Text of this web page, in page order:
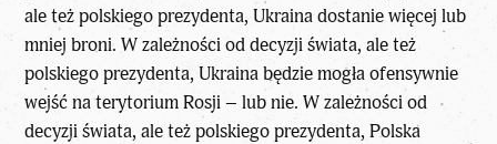
ale też polskiego prezydenta, Ukraina dostanie więcej lub
mniej broni. W zależności od decyzji świata, ale też
polskiego prezydenta, Ukraina będzie mogła ofensywnie
wejść na terytorium Rosji – lub nie. W zależności od
decyzji świata, ale też polskiego prezydenta, Polska